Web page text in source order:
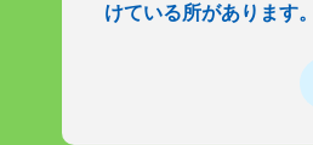
けている所があります